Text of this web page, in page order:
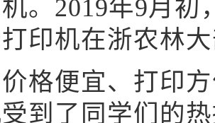
。2019年9月初
印机在浙农林
便宜、打印方
到了同学们的